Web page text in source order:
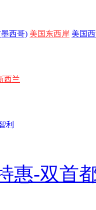
西哥) 美国东西岸 美国
西兰
利
惠-双首